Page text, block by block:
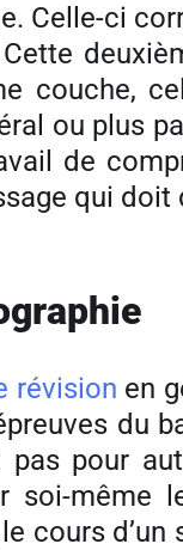
Celle-ci
couche,
ou plus
de
qui doit
révision en
du
pour
soi-même
cours